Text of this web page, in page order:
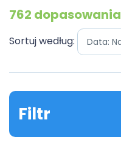
762 dopasowania
Sortuj według:
Filtr